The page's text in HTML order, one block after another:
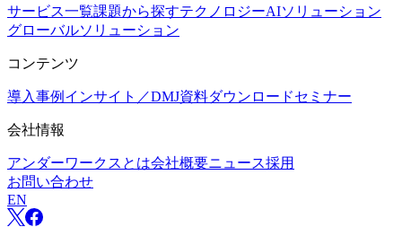
サービス一覧課題から探すテクノロジーAIソリューション
グローバルソリューション
コンテンツ
導入事例 インサイト／DMJ資料ダウンロードセミナー
会社情報
アンダーワークスとは会社概要ニュース採用
お問い合わせ
EN